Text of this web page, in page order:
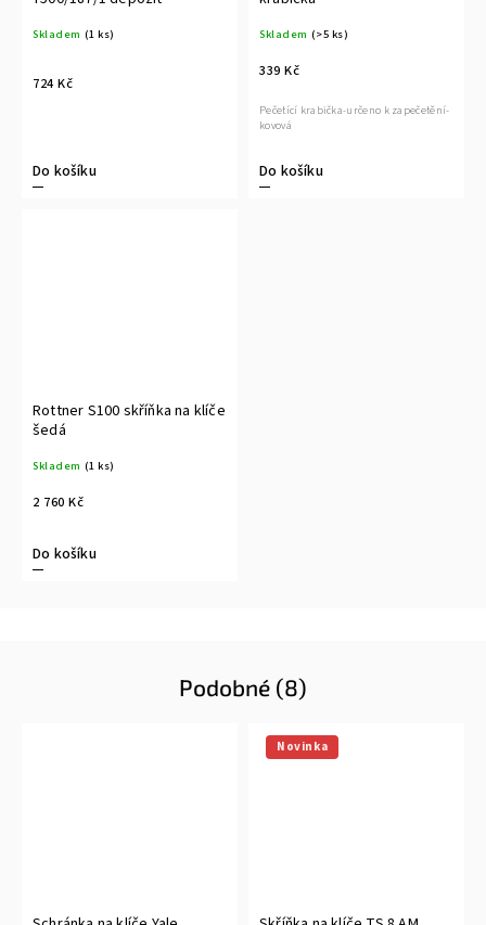
Skladem (1 ks)
724 Kč
Do košíku
Skladem (>5 ks)
339 Kč
Do košíku
Pečetící krabička-určeno k zapečetění-
kovová
Rottner S100 skříňka na klíče
šedá
Skladem (1 ks)
2 760 Kč
Do košíku
Podobné (8)
Novinka